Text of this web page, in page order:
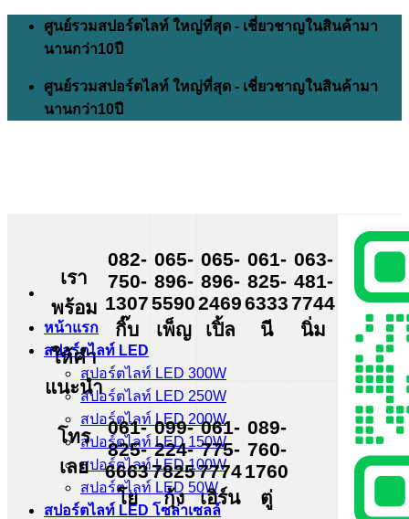
Skip
content
ศูนย์รวมสปอร์ตไลท์ ใหญ่ที่สุด - เชี่ยวชาญในสินค้ามา
นานกว่า10ปี
ศูนย์รวมสปอร์ตไลท์ ใหญ่ที่สุด - เชี่ยวชาญในสินค้ามา
นานกว่า10ปี
หน้าแรก
สปอร์ตไลท์ LED
สปอร์ตไลท์ LED 300W
สปอร์ตไลท์ LED 250W
สปอร์ตไลท์ LED 200W
สปอร์ตไลท์ LED 150W
สปอร์ตไลท์ LED 100W
สปอร์ตไลท์ LED 50W
สปอร์ตไลท์ LED โซล่าเซลล์
เรา
พร้อม
ให้คำ
แนะนำ
โทร
เลย
082-
750-
1307
กิ๊บ
065-
896-
5590
เพ็ญ
065-
896-
2469
เปิ้ล
061-
825-
6333
นี
063-
481-
7744
นิ่ม
061-
825-
6663
โย
099-
224-
7825
กุ้ง
061-
775-
7774
เอิร์น
089-
760-
1760
ตู่